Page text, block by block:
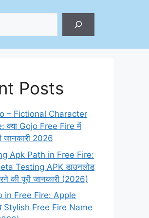
Posts
– Fictional Character
क्या Gojo Free Fire में
जानकारी 2026
Apk Path in Free Fire:
Testing APK डाउनलोड
की पूरी जानकारी (2026)
in Free Fire: Apple
Stylish Free Fire Name